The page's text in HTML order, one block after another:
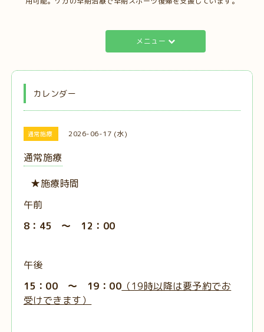
メニュー
カレンダー
通常施療 2026-06-17 (水)
通常施療
★施療時間
午前
8：45 ～ 12：00
午後
15：00 ～ 19：00 （19時以降は要予約でお
受けできます）